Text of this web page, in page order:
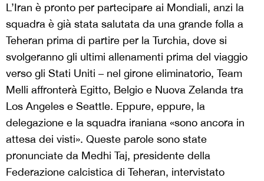
L’Iran è pronto per partecipare ai Mondiali, anzi la
squadra è già stata salutata da una grande folla a
Teheran prima di partire per la Turchia, dove si
svolgeranno gli ultimi allenamenti prima del viaggio
verso gli Stati Uniti – nel girone eliminatorio, Team
Melli affronterà Egitto, Belgio e Nuova Zelanda tra
Los Angeles e Seattle. Eppure, eppure, la
delegazione e la squadra iraniana «sono ancora in
attesa dei visti». Queste parole sono state
pronunciate da Medhi Taj, presidente della
Federazione calcistica di Teheran, intervistato